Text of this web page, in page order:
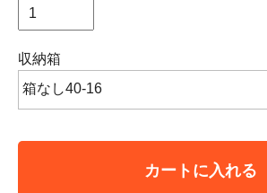
収納箱
カートに入れる